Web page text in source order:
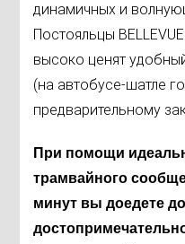
динамичных и
Постояльцы
высоко ценят
(на автобусе-шатле
предварительному
При помощи
трамвайного
минут вы доедете